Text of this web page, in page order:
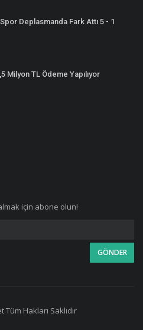
Deplasmanda Fark Attı 5 - 1
Milyon TL Ödeme Yapılıyor
için abone olun!
Hakları Saklıdır